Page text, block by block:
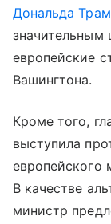
Дональда
значительным
европейские
Вашингтона.
Кроме того,
выступила
европейского
В качестве
министр